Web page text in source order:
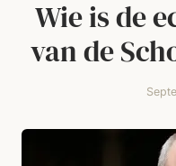
Wie is de
van de